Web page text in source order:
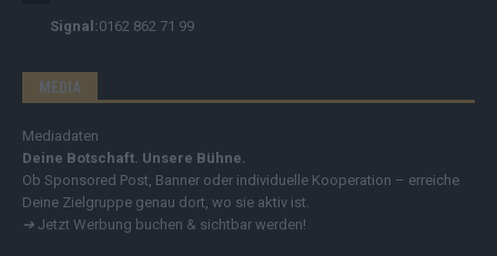
Signal:0162 862 71 99
MEDIA
Mediadaten
Deine Botschaft. Unsere Bühne.
Ob Sponsored Post, Banner oder individuelle Kooperation – erreiche
Deine Zielgruppe genau dort, wo sie aktiv ist.
➔ Jetzt Werbung buchen & sichtbar werden!